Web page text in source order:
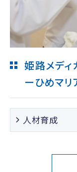
姫路メディ
ーひめマリ
人材育成